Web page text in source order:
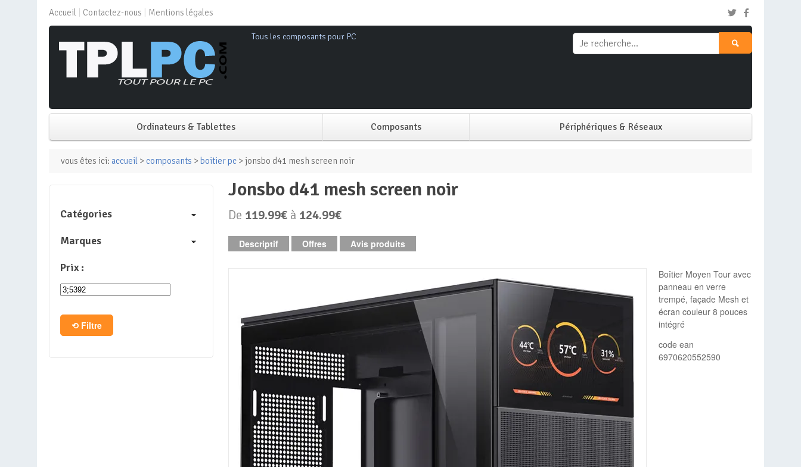
Accueil Contactez-nous Mentions légales
Tous les composants pour PC
Ordinateurs & Tablettes
PC de bureau
Mini PC
PC Tout-en-un
Tablettes
Composants
Alimentation PC
Boitier PC
Carte graphique
Carte mère
Mémoire Notebook
Processeur
Disque SSD
Périphériques & Réseaux
vous êtes ici: accueil > composants > boitier pc > jonsbo d41 mesh screen noir
jonsbo d41 mesh screen noir
De 119.99€ à 124.99€
Descriptif Offres Avis produits
Boîtier Moyen Tour avec
panneau en verre
trempé, façade Mesh et
écran couleur 8 pouces
intégré
code ean
6970620552590
Catégories
Marques
Prix :
Filtre